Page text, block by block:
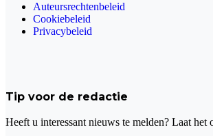
Auteursrechtenbeleid
Cookiebeleid
Privacybeleid
Tip voor de redactie
Heeft u interessant nieuws te melden? Laat het